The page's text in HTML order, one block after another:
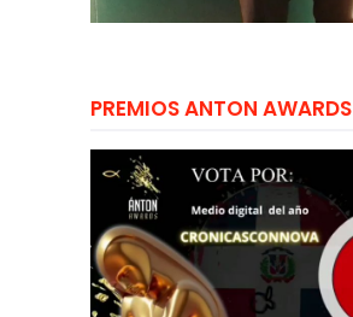
PREMIOS ANTON AWARDS